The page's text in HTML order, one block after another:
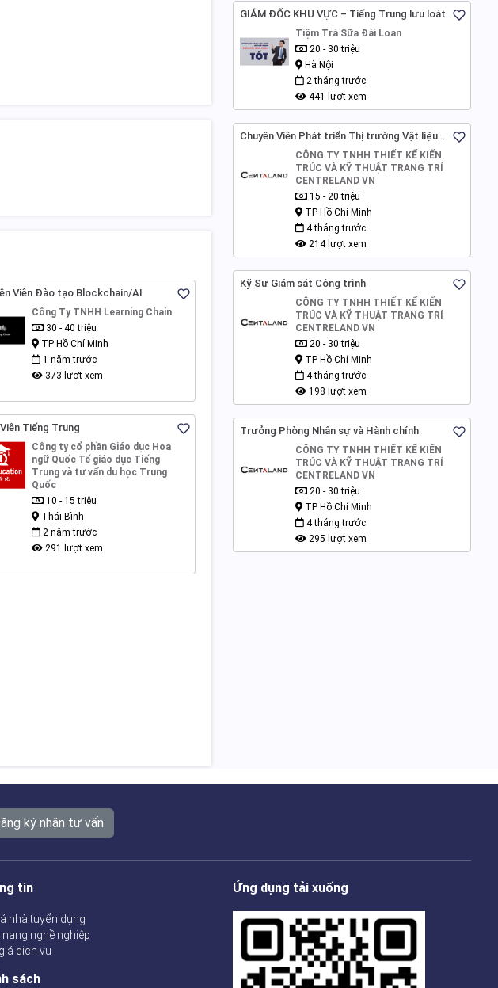
Viên Đào tạo Blockchain/AI
Công Ty TNHH Learning Chain
30 - 40 triệu
TP Hồ Chí Minh
1 năm trước
373 lượt xem
Tiếng Trung
Công ty cổ phần Giáo dục Hoa
ngữ Quốc Tế giáo dục Tiếng
Trung và tư vấn du học Trung
Quốc
10 - 15 triệu
Thái Bình
2 năm trước
291 lượt xem
GIÁM ĐỐC KHU VỰC – Tiếng Trung lưu loát
Tiệm Trà Sữa Đài Loan
20 - 30 triệu
Hà Nội
2 tháng trước
441 lượt xem
Chuyên Viên Phát triển Thị trường Vật liệu
CÔNG TY TNHH THIẾT KẾ KIẾN
TRÚC VÀ KỸ THUẬT TRANG TRÍ
CENTRELAND VN
15 - 20 triệu
TP Hồ Chí Minh
4 tháng trước
214 lượt xem
Kỹ Sư Giám sát Công trình
CÔNG TY TNHH THIẾT KẾ KIẾN
TRÚC VÀ KỸ THUẬT TRANG TRÍ
CENTRELAND VN
20 - 30 triệu
TP Hồ Chí Minh
4 tháng trước
198 lượt xem
Trưởng Phòng Nhân sự và Hành chính
CÔNG TY TNHH THIẾT KẾ KIẾN
TRÚC VÀ KỸ THUẬT TRANG TRÍ
CENTRELAND VN
20 - 30 triệu
TP Hồ Chí Minh
4 tháng trước
295 lượt xem
ký nhận tư vấn
tin
nhà tuyển dụng
nghề nghiệp
dịch vụ
sách
Ứng dụng tải xuống